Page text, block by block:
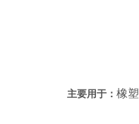
主要用于： 橡塑